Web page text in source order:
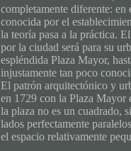
completamente diferente:
conocida por el
la teoría pasa a la práctica.
por la ciudad será para su
espléndida Plaza Mayor,
injustamente tan poco
El patrón arquitectónico y
en 1729 con la Plaza Mayor
la plaza no es un cuadrado,
lados perfectamente
el espacio relativamente